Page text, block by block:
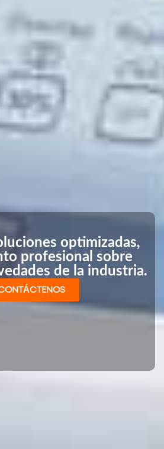
optimizadas,
profesional sobre
de la industria.